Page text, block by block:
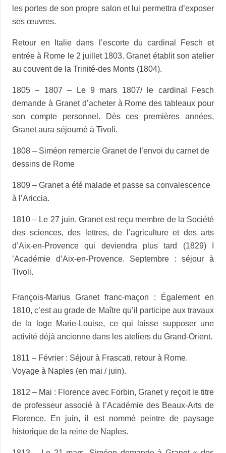
les portes de son propre salon et lui permettra d’exposer
ses œuvres.
Retour en Italie dans l’escorte du cardinal Fesch et
entrée à Rome le 2 juillet 1803. Granet établit son atelier
au couvent de la Trinité-des Monts (1804).
1805 – 1807 – Le 9 mars 1807/ le cardinal Fesch
demande à Granet d’acheter à Rome des tableaux pour
son compte personnel. Dès ces premières années,
Granet aura séjourné à Tivoli.
1808 – Siméon remercie Granet de I’envoi du carnet de
dessins de Rome
1809 – Granet a été malade et passe sa convalescence
à l’Ariccia.
1810 – Le 27 juin, Granet est reçu membre de la Société
des sciences, des lettres, de l’agriculture et des arts
d’Aix-en-Provence qui deviendra plus tard (1829) I
’Académie d’Aix-en-Provence. Septembre : séjour à
Tivoli.
François-Marius Granet franc-maçon : Également en
1810, c’est au grade de Maître qu’il participe aux travaux
de la loge Marie-Louise, ce qui laisse supposer une
activité déjà ancienne dans les ateliers du Grand-Orient.
1811 – Février : Séjour à Frascati, retour à Rome.
Voyage à Naples (en mai / juin).
1812 – Mai : Florence avec Forbin, Granet y reçoit le titre
de professeur associé à l’Académie des Beaux-Arts de
Florence. En juin, il est nommé peintre de paysage
historique de la reine de Naples.